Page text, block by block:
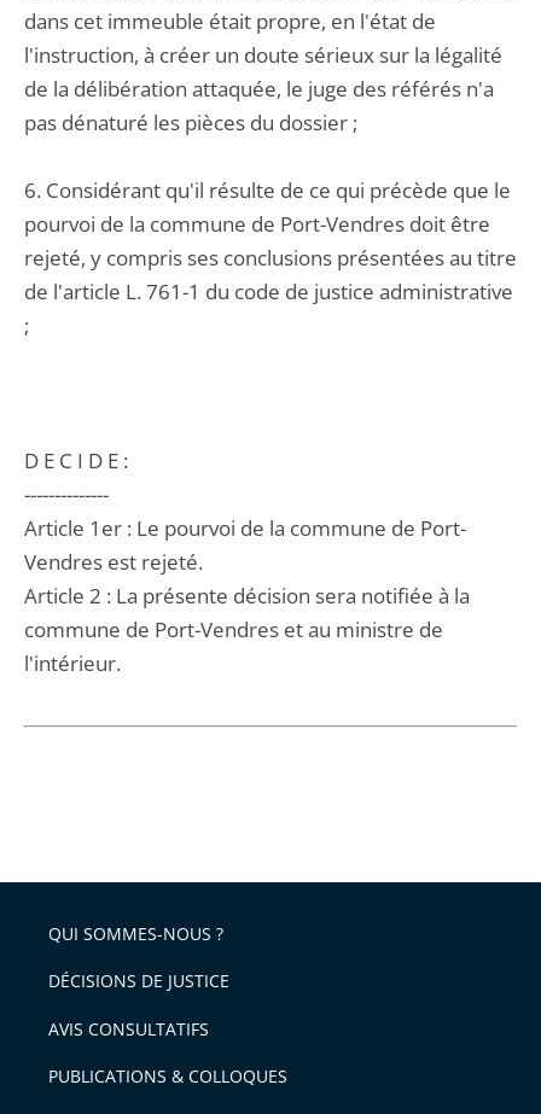
dans cet immeuble était propre, en l'état de
l'instruction, à créer un doute sérieux sur la légalité
de la délibération attaquée, le juge des référés n'a
pas dénaturé les pièces du dossier ;
6. Considérant qu'il résulte de ce qui précède que le
pourvoi de la commune de Port-Vendres doit être
rejeté, y compris ses conclusions présentées au titre
de l'article L. 761-1 du code de justice administrative
;
D E C I D E :
--------------
Article 1er : Le pourvoi de la commune de Port-
Vendres est rejeté.
Article 2 : La présente décision sera notifiée à la
commune de Port-Vendres et au ministre de
l'intérieur.
QUI SOMMES-NOUS ?
DÉCISIONS DE JUSTICE
AVIS CONSULTATIFS
PUBLICATIONS & COLLOQUES